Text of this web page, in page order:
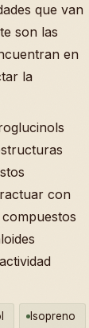
que van
son las
en
la
con
Isopreno